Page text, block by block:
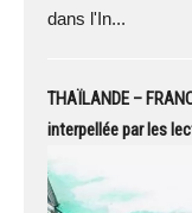
dans l'In...
THAÏLANDE –
interpellée par les